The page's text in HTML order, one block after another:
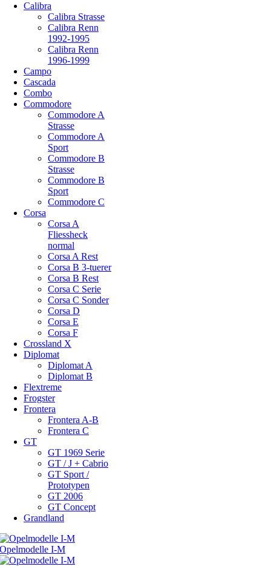
Calibra
Calibra Strasse
Calibra Renn
1992-1995
Calibra Renn
1996-1999
Campo
Cascada
Combo
Commodore
Commodore A
Strasse
Commodore A
Sport
Commodore B
Strasse
Commodore B
Sport
Commodore C
Corsa
Corsa A
Fliessheck
normal
Corsa A Rest
Corsa B 3-tuerer
Corsa B Rest
Corsa C Serie
Corsa C Sonder
Corsa D
Corsa E
Corsa F
Crossland X
Diplomat
Diplomat A
Diplomat B
Flextreme
Frogster
Frontera
Frontera A-B
Frontera C
GT
GT 1969 Serie
GT / J + Cabrio
GT Sport /
Prototypen
GT 2006
GT Concept
Grandland